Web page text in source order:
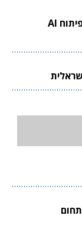
Limitless Labs גייסה 20 מיליון דולר לפיתוח AI